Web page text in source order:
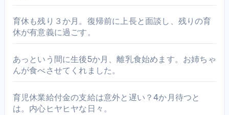
育休も残り３か月。復帰前に上長と面談し、残りの育
休が有意義に過ごす。
あっという間に生後5か月、離乳食始めます。お姉ちゃ
んが食べさせてくれました。
育児休業給付金の支給は意外と遅い？4か月待つと
は。内心ヒヤヒヤな日々。